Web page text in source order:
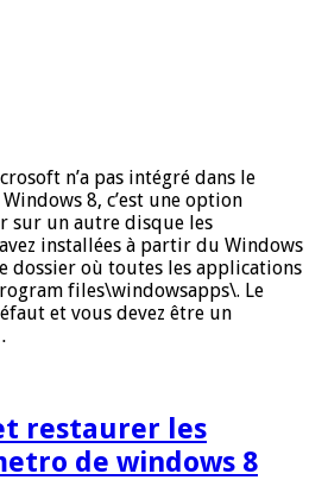
n’a pas intégré dans le
8, c’est une option
sur un autre disque les
installées à partir du Windows
dossier où toutes les applications
files\windowsapps\. Le
et vous devez être un
restaurer les
de windows 8